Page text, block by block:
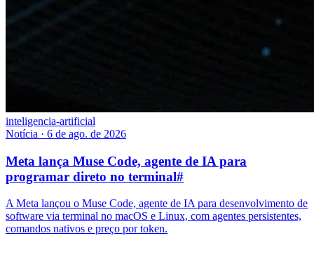
inteligencia-artificial
Notícia · 6 de ago. de 2026
Meta lança Muse Code, agente de IA para
programar direto no terminal#
A Meta lançou o Muse Code, agente de IA para desenvolvimento de
software via terminal no macOS e Linux, com agentes persistentes,
comandos nativos e preço por token.